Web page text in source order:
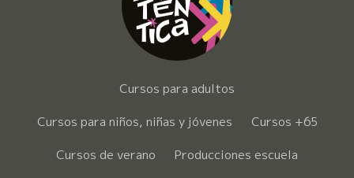
Cursos para adultos
Cursos para niños, niñas y jóvenes
Cursos +65
Cursos de verano
Producciones escuela